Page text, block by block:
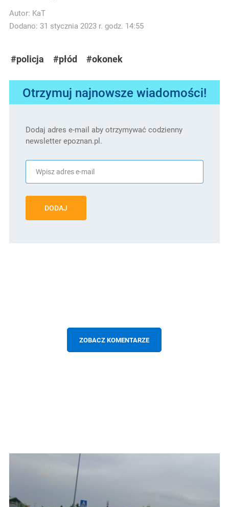
Autor: KaT
Dodano: 31 stycznia 2023 r. godz. 14:55
#policja #płód #okonek
Otrzymuj najnowsze wiadomości!
Dodaj adres e-mail aby otrzymywać codzienny
newsletter epoznan.pl.
DODAJ
ZOBACZ KOMENTARZE